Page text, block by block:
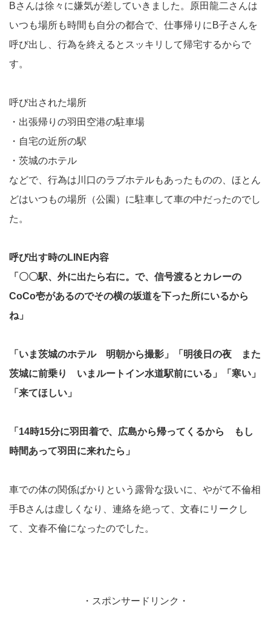
Bさんは徐々に嫌気が差していきました。原田龍二さんは
いつも場所も時間も自分の都合で、仕事帰りにB子さんを
呼び出し、行為を終えるとスッキリして帰宅するからで
す。
呼び出された場所
・出張帰りの羽田空港の駐車場
・自宅の近所の駅
・茨城のホテル
などで、行為は川口のラブホテルもあったものの、ほとん
どはいつもの場所（公園）に駐車して車の中だったのでし
た。
呼び出す時のLINE内容
「〇〇駅、外に出たら右に。で、信号渡るとカレーの
CoCo壱があるのでその横の坂道を下った所にいるから
ね」
「いま茨城のホテル 明朝から撮影」「明後日の夜 また
茨城に前乗り いまルートイン水道駅前にいる」「寒い」
「来てほしい」
「14時15分に羽田着で、広島から帰ってくるから もし
時間あって羽田に来れたら」
車での体の関係ばかりという露骨な扱いに、やがて不倫相
手Bさんは虚しくなり、連絡を絶って、文春にリークし
て、文春不倫になったのでした。
・スポンサードリンク・